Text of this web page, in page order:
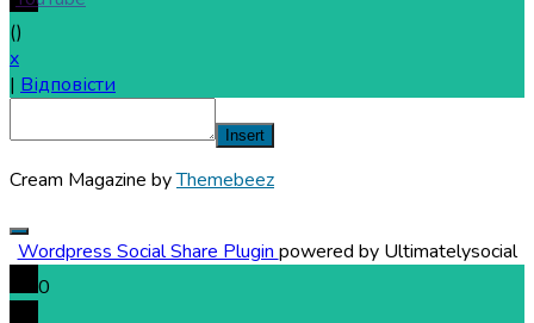
()
x
| Відповісти
Insert
Cream Magazine byThemebeez
Wordpress Social Share Plugin powered by Ultimatelysocial
0